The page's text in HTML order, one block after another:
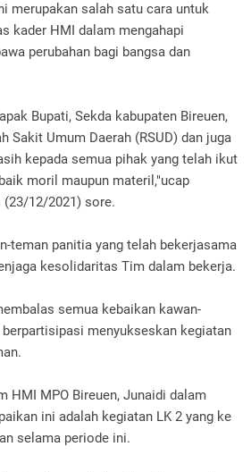
merupakan salah satu cara untuk
kader HMI dalam mengahapi
perubahan bagi bangsa dan
Bupati, Sekda kabupaten Bireuen,
Sakit Umum Daerah (RSUD) dan juga
kepada semua pihak yang telah ikut
moril maupun materil,"ucap
(23/12/2021) sore.
teman panitia yang telah bekerjasama
kesolidaritas Tim dalam bekerja.
semua kebaikan kawan-
menyukseskan kegiatan
HMI MPO Bireuen, Junaidi dalam
ini adalah kegiatan LK 2 yang ke
selama periode ini.